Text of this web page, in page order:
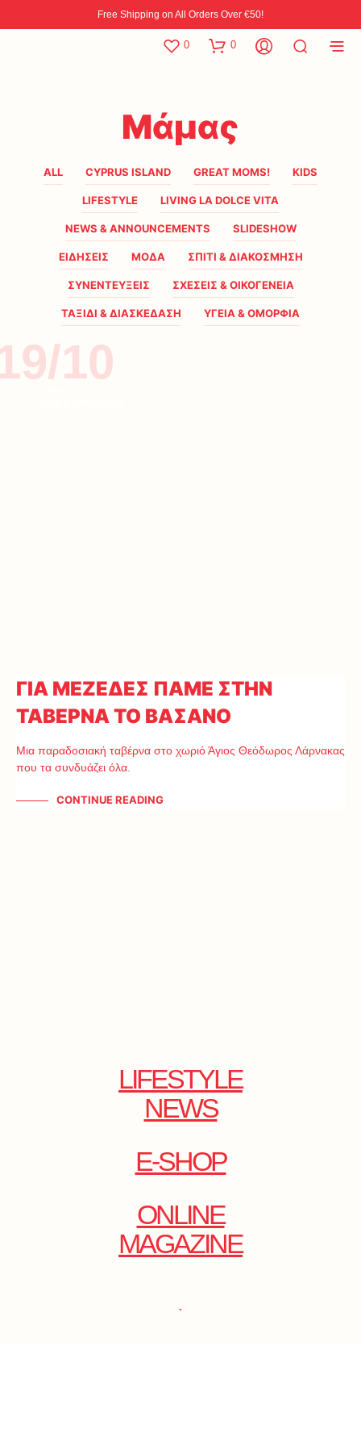
Free Shipping on All Orders Over €50!
0 0
Μάμας
ALL CYPRUS ISLAND GREAT MOMS! KIDS
LIFESTYLE LIVING LA DOLCE VITA
NEWS & ANNOUNCEMENTS SLIDESHOW
ΕΙΔΗΣΕΙΣ ΜΟΔΑ ΣΠΙΤΙ & ΔΙΑΚΟΣΜΗΣΗ
ΣΥΝΕΝΤΕΥΞΕΙΣ ΣΧΕΣΕΙΣ & ΟΙΚΟΓΕΝΕΙΑ
ΤΑΞΙΔΙ & ΔΙΑΣΚΕΔΑΣΗ ΥΓΕΙΑ & ΟΜΟΡΦΙΑ
10
ΓΙΑ ΜΕΖΕΔΕΣ ΠΑΜΕ ΣΤΗΝ
ΤΑΒΕΡΝΑ ΤΟ ΒΑΣΑΝΟ
Μια παραδοσιακή ταβέρνα στο χωριό Άγιος Θεόδωρος Λάρνακας
που τα συνδυάζει όλα.
CONTINUE READING
LIFESTYLE
NEWS
E-SHOP
ONLINE
MAGAZINE
.